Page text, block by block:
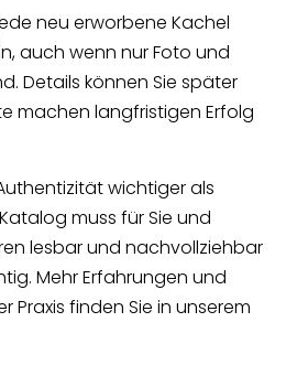
neu erworbene Kachel
auch wenn nur Foto und
Details können Sie später
machen langfristigen Erfolg
wichtiger als
muss für Sie und
lesbar und nachvollziehbar
Mehr Erfahrungen und
Praxis finden Sie in unserem